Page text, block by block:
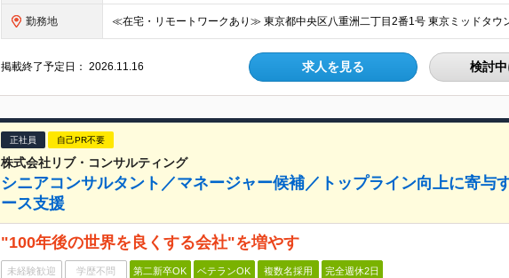
勤務地
掲載終了予定日：2026.11.16 求人を見る 検討
正社員 自己PR不要
株式会社リブ・コンサルティング
シニアコンサルタント／マネージャー候補／トップライン向上に寄与
ース支援
"100年後の世界を良くする会社"を増やす
未経験歓迎 学歴不問 第二新卒OK ベテランOK 複数名採用 完全週休2日